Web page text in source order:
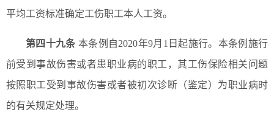
平均工资标准确定工伤职工本人工资。
第四十九条 本条例自2020年9月1日起施行。本条例施行
前受到事故伤害或者患职业病的职工，其工伤保险相关问题
按照职工受到事故伤害或者被初次诊断（鉴定）为职业病时
的有关规定处理。